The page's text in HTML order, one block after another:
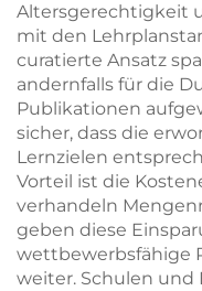
Altersgerechtigkeit
mit den
curatierte Ansatz
andernfalls für die
Publikationen
sicher, dass die
Lernzielen
Vorteil ist die
verhandeln
geben diese
wettbewerbsfähige
weiter. Schulen